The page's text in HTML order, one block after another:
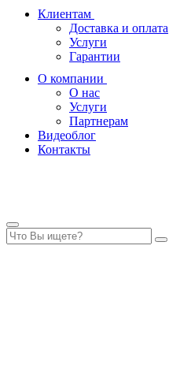
Клиентам
Доставка и оплата
Услуги
Гарантии
О компании
О нас
Услуги
Партнерам
Видеоблог
Контакты